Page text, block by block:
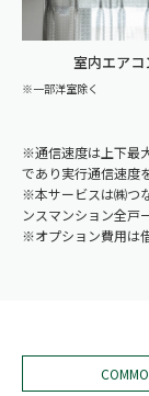
室内エアコ
※一部洋室除く
※通信速度は上下最
であり実行通信速度
※本サービスは㈱つ
ンスマンション全戸
※オプション費用は